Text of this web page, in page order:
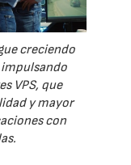
creciendo
impulsando
VPS, que
y mayor
con